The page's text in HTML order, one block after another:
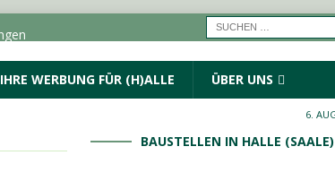
IHRE WERBUNG FÜR (H)ALLE ÜBER UNS
6.
BAUSTELLEN IN HALLE (SAALE)